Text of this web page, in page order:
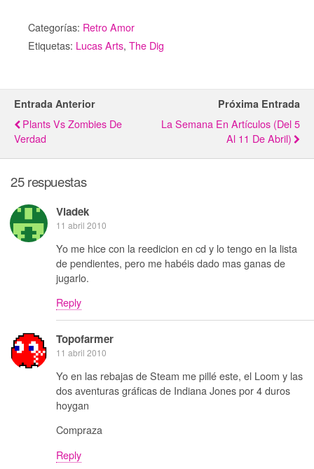
Categorías: Retro Amor
Etiquetas: Lucas Arts, The Dig
Entrada Anterior
Plants Vs Zombies De
Verdad
Próxima Entrada
La Semana En Artículos (del 5
Al 11 De Abril)
25 respuestas
Vladek
11 abril 2010
Yo me hice con la reedicion en cd y lo tengo en la lista
de pendientes, pero me habéis dado mas ganas de
jugarlo.
Reply
Topofarmer
11 abril 2010
Yo en las rebajas de Steam me pillé este, el Loom y las
dos aventuras gráficas de Indiana Jones por 4 duros
hoygan
Compraza
Reply